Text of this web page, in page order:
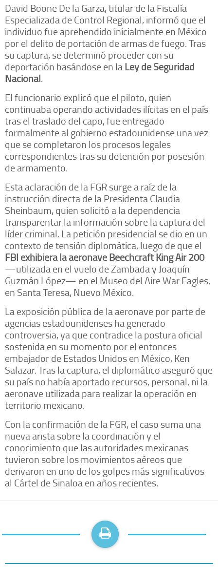
David Boone De la Garza, titular de la Fiscalía
Especializada de Control Regional, informó que el
individuo fue aprehendido inicialmente en México
por el delito de portación de armas de fuego. Tras
su captura, se determinó proceder con su
deportación basándose en laLey de Seguridad
Nacional.
El funcionario explicó que el piloto, quien
continuaba operando actividades ilícitas en el país
tras el traslado del capo, fue entregado
formalmente al gobierno estadounidense una vez
que se completaron los procesos legales
correspondientes tras su detención por posesión
de armamento.
Esta aclaración de la FGR surge a raíz de la
instrucción directa de la Presidenta Claudia
Sheinbaum, quien solicitó a la dependencia
transparentar la información sobre la captura del
líder criminal. La petición presidencial se dio en un
contexto de tensión diplomática, luego de que el
FBI exhibiera la aeronave Beechcraft King Air 200
—utilizada en el vuelo de Zambada y Joaquín
Guzmán López— en el Museo del Aire War Eagles,
en Santa Teresa, Nuevo México.
La exposición pública de la aeronave por parte de
agencias estadounidenses ha generado
controversia, ya que contradice la postura oficial
sostenida en su momento por el entonces
embajador de Estados Unidos en México, Ken
Salazar. Tras la captura, el diplomático aseguró que
su país no había aportado recursos, personal, ni la
aeronave utilizada para realizar la operación en
territorio mexicano.
Con la confirmación de la FGR, el caso suma una
nueva arista sobre la coordinación y el
conocimiento que las autoridades mexicanas
tuvieron sobre los movimientos aéreos que
derivaron en uno de los golpes más significativos
al Cártel de Sinaloa en años recientes.